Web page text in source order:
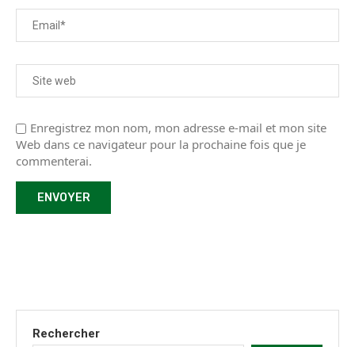
Enregistrez mon nom, mon adresse e-mail et mon site
Web dans ce navigateur pour la prochaine fois que je
commenterai.
Rechercher